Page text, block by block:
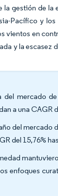
gestión de la
Pacífico y
vientos en
y la escasez
mercado
a una CAGR
del mercado
del 15,76%
enfoques